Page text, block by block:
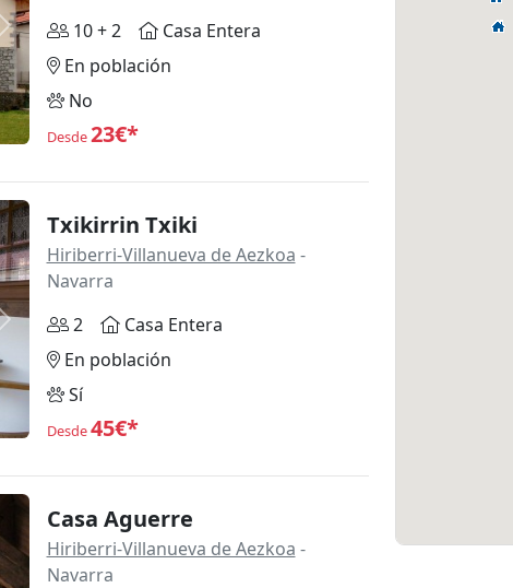
Siguiente10 + 2
Casa Entera
En población
No
Desde23€*
Siguiente
Txikirrin Txiki
Hiriberri-Villanueva de Aezkoa -
Navarra
2
Casa Entera
En población
Sí
Desde45€*
Casa Aguerre
Hiriberri-Villanueva de Aezkoa -
Navarra